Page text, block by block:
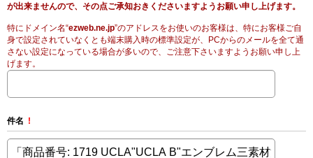
が出来ませんので、その点ご承知おきくださいますようお願い申し上げます。
特にドメイン名“ezweb.ne.jp”のアドレスをお使いのお客様は、特にお客様ご自
身で設定されていなくとも端末購入時の標準設定が、PCからのメールを全て通
さない設定になっている場合が多いので、ご注意下さいますようお願い申し上
げます。
件名 !